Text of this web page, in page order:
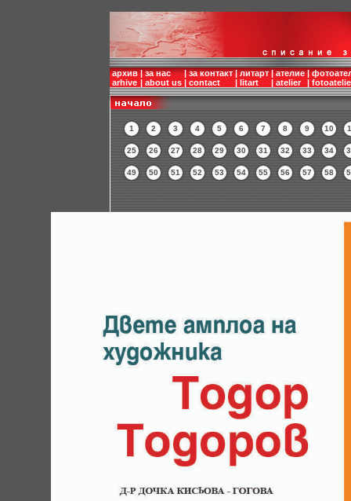
архив
arhive
|
|
за нас
about us
|
|
за контакт
contact
|
|
литарт
litart
|
|
ателие
atelier
|
|
1 2 3 4 5 6 7 8 9 10
25 26 27 28 29 30 31 32 33 34
49 50 51 52 53 54 55 56 57 58